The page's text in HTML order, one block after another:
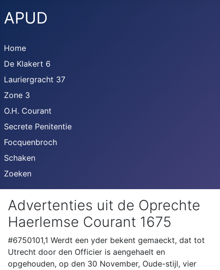
APUD
Home
De Klakert 6
Lauriergracht 37
Zone 3
O.H. Courant
Secrete Penitentie
Focquenbroch
Schaken
Zoeken
Advertenties uit de Oprechte
Haerlemse Courant 1675
#6750101,1 Werdt een yder bekent gemaeckt, dat tot
Utrecht door den Officier is aengehaelt en
opgehouden, op den 30 November, Oude-stijl, vier